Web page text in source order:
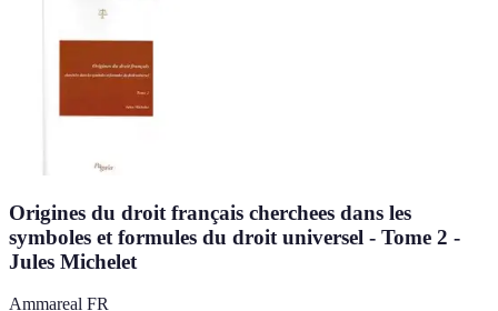
Origines du droit français cherchees dans les
symboles et formules du droit universel - Tome 2 -
Jules Michelet
Ammareal FR